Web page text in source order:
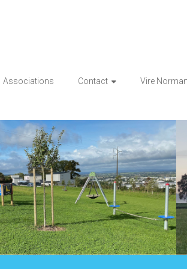
Associations Contact Vire